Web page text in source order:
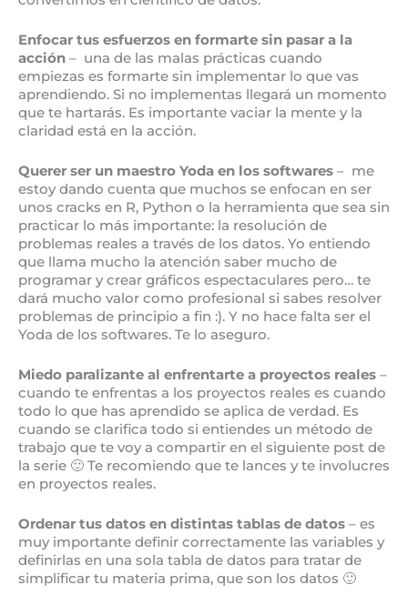
Enfocar tus esfuerzos en formarte sin pasar a la
acción – una de las malas prácticas cuando
empiezas es formarte sin implementar lo que vas
aprendiendo. Si no implementas llegará un momento
que te hartarás. Es importante vaciar la mente y la
claridad está en la acción.
Querer ser un maestro Yoda en los softwares – me
estoy dando cuenta que muchos se enfocan en ser
unos cracks en R, Python o la herramienta que sea sin
practicar lo más importante: la resolución de
problemas reales a través de los datos. Yo entiendo
que llama mucho la atención saber mucho de
programar y crear gráficos espectaculares pero… te
dará mucho valor como profesional si sabes resolver
problemas de principio a fin :). Y no hace falta ser el
Yoda de los softwares. Te lo aseguro.
Miedo paralizante al enfrentarte a proyectos reales –
cuando te enfrentas a los proyectos reales es cuando
todo lo que has aprendido se aplica de verdad. Es
cuando se clarifica todo si entiendes un método de
trabajo que te voy a compartir en el siguiente post de
la serie 🙂 Te recomiendo que te lances y te involucres
en proyectos reales.
Ordenar tus datos en distintas tablas de datos – es
muy importante definir correctamente las variables y
definirlas en una sola tabla de datos para tratar de
simplificar tu materia prima, que son los datos 🙂